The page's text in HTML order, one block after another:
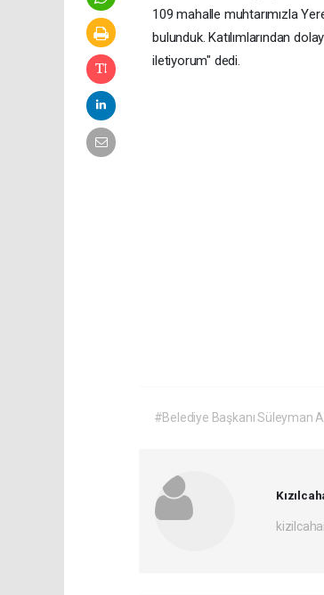
109 mahalle muhtarımızla
bulunduk. Katılımlarından
iletiyorum" dedi.
#Belediye Başkanı Süleyman